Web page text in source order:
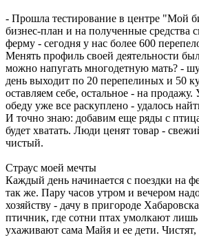
- Прошла тестирование в центре "Мой
бизнес-план и на полученные средства
ферму - сегодня у нас более 600
Менять профиль своей деятельности
можно напугать многодетную мать? -
день выходит по 20 перепелиных и 50
оставляем себе, остальное - на
обеду уже все раскуплено - удалось
И точно знаю: добавим еще ряды с
будет хватать. Люди ценят товар -
чистый.
Страус моей мечты
Каждый день начинается с поездки на
так же. Пару часов утром и вечером
хозяйству - дачу в пригороде
птичник, где сотни птах умолкают
ухаживают сама Майя и ее дети.